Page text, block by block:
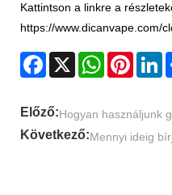
Kattintson a linkre a
https://www.dicanvape.com/
Facebook
X WhatsApp
Előző:Hogyan használjunk
Következő:Mennyi ideig